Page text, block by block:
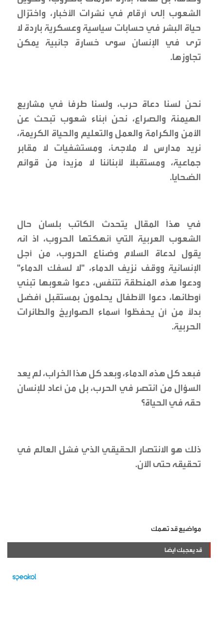
الشعوب إلى أرقام في نشرات الأخبار، واختزال
حياة البشر في حسابات سياسية وعسكرية باردة لا
ترى في الإنسان سوى خسارة جانبية يمكن
تجاوزها.
نحن لسنا دعاة حرب، ولسنا طرفاً في مشاريع
الهيمنة والصراع، نحن أبناء شعوب تبحث عن
الأمن والكرامة والعمل والتعليم والحياة الكريمة،
نريد مدارس لا ملاجئ، ومستشفيات لا مقابر
جماعية، ومستقبلاً لأبنائنا لا مزيداً من قوائم
الضحايا.
في هذا المقال يتحدث الكاتب بلسان حال
الشعوب العربية التي أنهكتها الحروب، اذ انه
يقول لدعاة السلام وصُناع الحروب، من أجل
الإنسانية ووقف نزيف الدماء، "لا لسفك الدماء"
ودعوا هذه المنطقة تتنفس، دعوا شعوبها تبني
أوطانها، دعوا الأطفال يحلمون بمستقبل أفضل
بدلاً من أن يحفظوا أسماء الصواريخ والطائرات
الحربية.
فبعد كل هذه الدماء، وبعد كل هذا الخراب، لم يعد
السؤال من انتصر في الحرب، بل من أعاد للإنسان
حقه في الحياة؟
ذلك هو الانتصار الحقيقي الذي فشل العالم في
تحقيقه حتى الآن.
مواضيع قد تهمك
قد يعجبك ايضا